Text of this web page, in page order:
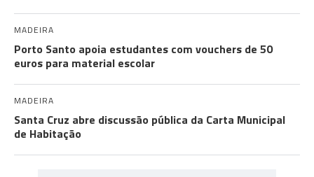
MADEIRA
Porto Santo apoia estudantes com vouchers de 50
euros para material escolar
MADEIRA
Santa Cruz abre discussão pública da Carta Municipal
de Habitação